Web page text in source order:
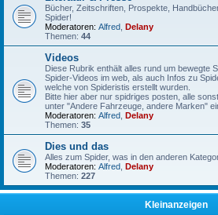
Bücher, Zeitschriften, Prospekte,
Spider!
Moderatoren: Alfred Delany
Themen: 44
Videos
Diese Rubrik enthält alles rund um bewegte
Spider-Videos im web, als auch Infos zu
welche von Spideristis erstellt wurden.
Bitte hier aber nur spidriges posten, alle
unter "Andere Fahrzeuge, andere Marken"
Moderatoren: Alfred Delany
Themen: 35
Dies und das
Alles zum Spider, was in den anderen
Moderatoren: Alfred Delany
Themen: 227
Kleinanzeigen